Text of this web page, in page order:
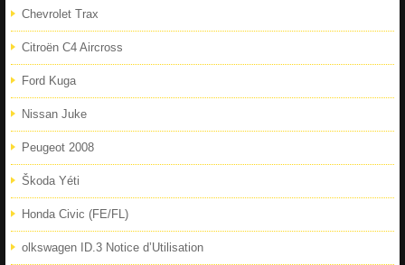
Chevrolet Trax
Citroën C4 Aircross
Ford Kuga
Nissan Juke
Peugeot 2008
Škoda Yéti
Honda Civic (FE/FL)
olkswagen ID.3 Notice d’Utilisation